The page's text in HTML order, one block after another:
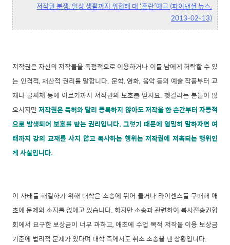
저작권 분쟁, 일상 생활까지 위협해 대 ‘혼란’예고 (파이낸셜 뉴스,
2013-02-13)
저작권은 자신의 저작물을 독점적으로 이용하거나 이를 남에게 허락할 수 있
는 인격적, 재산적 권리를 말합니다. 문학, 영화, 음악 등의 예술 작품부터 교
재나 글씨체 등에 이르기까지 저작권의 보호를 받지요. 헷갈리는 분들이 많
으시지만저작권은 특허와 달리 등록하지 않아도 저작을 한 순간부터 자동적
으로 발생되어 보호를 받는 권리입니다. 그렇기 때문에 엄밀히 말하자면 여
태까지 강의 교재를 사지 않고 복사하는 행위는 저작권에 저촉되는 행위인
게 사실입니다.
이 사태를 해결하기 위해 대학은 소송에 뛰어 들거나 라이센스를 구매해 애
초에 문제의 소지를 없애고 있습니다. 하지만 소송과 관련하여 복사전송권협
회에서 요구한 보상금이 너무 과하고, 애초에 수업 목적 저작물 이용 보상금
기준에 법리적 문제가 있다며 대학 측에서도 취소 소송을 낸 상황입니다.